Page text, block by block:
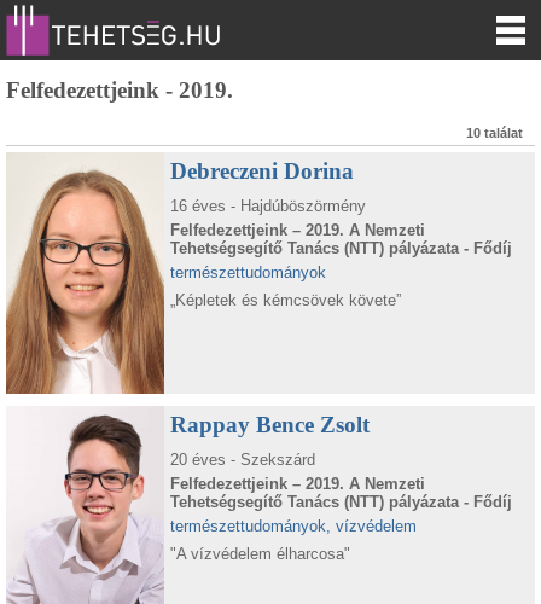
Felfedezettjeink - 2019.
10 találat
Debreczeni Dorina
16 éves - Hajdúböszörmény
Felfedezettjeink – 2019. A Nemzeti
Tehetségsegítő Tanács (NTT) pályázata - Fődíj
természettudományok
„Képletek és kémcsövek követe”
Rappay Bence Zsolt
20 éves - Szekszárd
Felfedezettjeink – 2019. A Nemzeti
Tehetségsegítő Tanács (NTT) pályázata - Fődíj
természettudományok, vízvédelem
"A vízvédelem élharcosa"